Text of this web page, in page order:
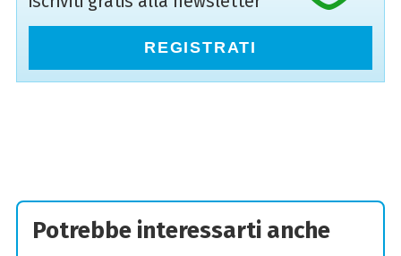
REGISTRATI
Potrebbe interessarti anche